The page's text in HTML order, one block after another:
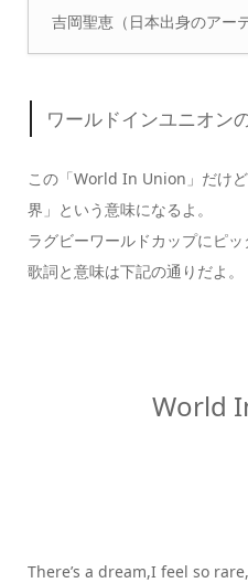
吉岡聖恵（日本出身のアー
ワールドインユニオン
この「World In Union」だけ
界」 という意味になるよ。
ラグビーワールドカップにピッ
歌詞と意味は下記の通りだよ。
World
There’s a dream,I feel so